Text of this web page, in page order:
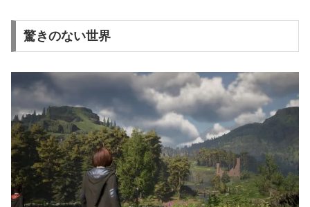
驚きのない世界